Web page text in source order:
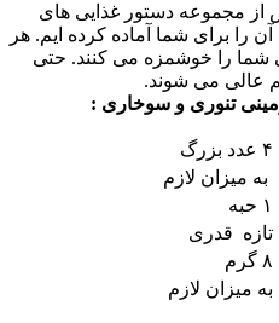
مجموعه دستور غذایی های
را برای شما آماده کرده ایم. هر
شما را خوشمزه می کنند. حتی
عالی می شوند.
تنوری و سوخاری :
۴ عدد بزرگ
به میزان لازم
۱ حبه
تازه قدری
۸ گرم
به میزان لازم